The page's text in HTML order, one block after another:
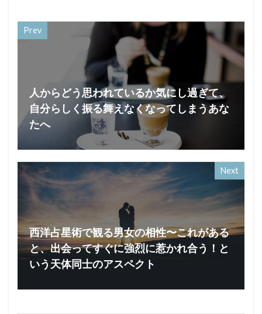
Prev
人からどう思われているか気にし過ぎて、
自分らしく振る舞えなくなってしまうあな
たへ
Next
西洋占星術で観る男女の相性〜これがある
と、出会ってすぐに強烈に惹かれ合う！と
いう天体同士のアスペクト